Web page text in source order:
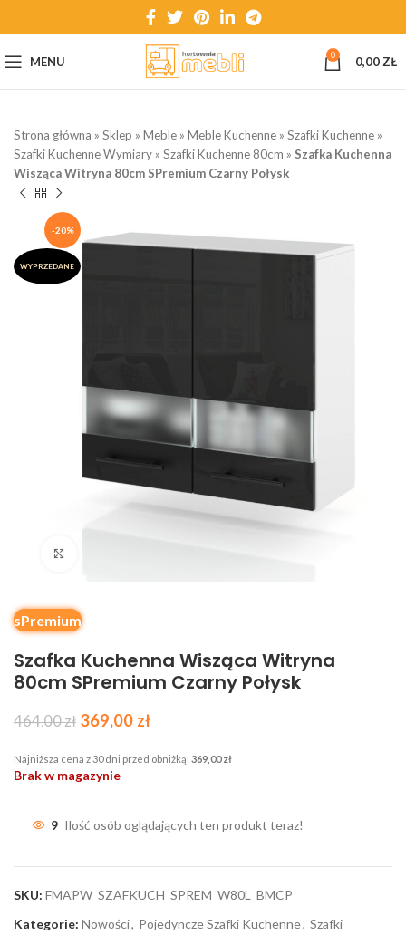
MENU 0 0,00 ZŁ
Strona główna » Sklep » Meble » Meble Kuchenne » Szafki Kuchenne »
Szafki Kuchenne Wymiary » Szafki Kuchenne 80cm » Szafka Kuchenna
Wisząca Witryna 80cm SPremium Czarny Połysk
-20%
WYPRZEDANE
sPremium
Szafka Kuchenna Wisząca Witryna
80cm SPremium Czarny Połysk
464,00zł 369,00 zł
Najniższa cena z 30 dni przed obniżką: 369,00zł
Brak w magazynie
9 Ilość osób oglądających ten produkt teraz!
SKU: FMAPW_SZAFKUCH_SPREM_W80L_BMCP
Kategorie: Nowości, Pojedyncze Szafki Kuchenne, Szafki